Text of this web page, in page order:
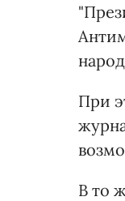
При
В то